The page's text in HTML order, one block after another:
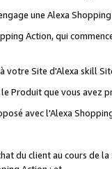
une Alexa
Action, qui
Site d'Alexa skill
Produit que vous avez
avec l'Alexa
du client au cours de